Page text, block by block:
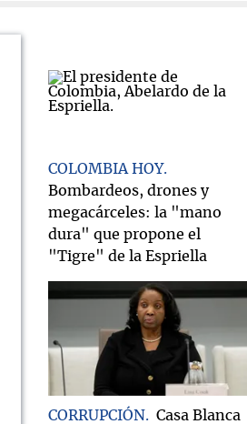
COLOMBIA HOY
Bombardeos, drones y
megacárceles: la "mano
dura" que propone el
"Tigre" de la Espriella
CORRUPCIÓN Casa Blanca